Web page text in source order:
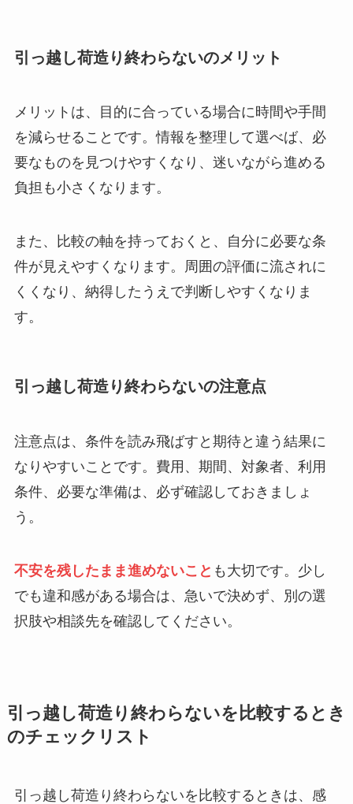
引っ越し荷造り終わらないのメリット
メリットは、目的に合っている場合に時間や手間
を減らせることです。情報を整理して選べば、必
要なものを見つけやすくなり、迷いながら進める
負担も小さくなります。
また、比較の軸を持っておくと、自分に必要な条
件が見えやすくなります。周囲の評価に流されに
くくなり、納得したうえで判断しやすくなりま
す。
引っ越し荷造り終わらないの注意点
注意点は、条件を読み飛ばすと期待と違う結果に
なりやすいことです。費用、期間、対象者、利用
条件、必要な準備は、必ず確認しておきましょ
う。
不安を残したまま進めないこと も大切です。少し
でも違和感がある場合は、急いで決めず、別の選
択肢や相談先を確認してください。
引っ越し荷造り終わらないを比較するとき
のチェックリスト
引っ越し荷造り終わらないを比較するときは、感